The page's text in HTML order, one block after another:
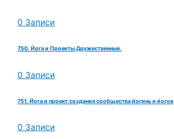
0 Записи
750. Йога и Проекты Дружественные.
0 Записи
751. Йога и проект создания сообщества йогинь и йогов
0 Записи